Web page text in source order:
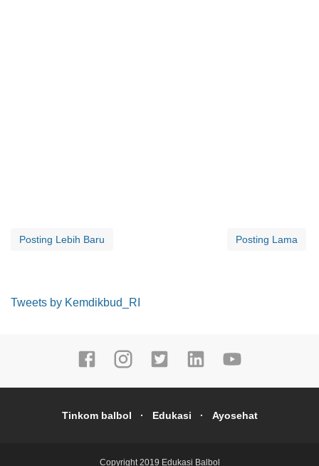
Posting Lebih Baru Posting Lama
Tweets by Kemdikbud_RI
Tinkom balbol Edukasi Ayosehat
Copyright 2019 Edukasi Balbol